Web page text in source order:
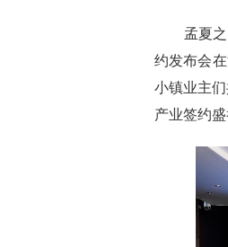
孟夏
约发布会
小镇业主们
产业签约盛